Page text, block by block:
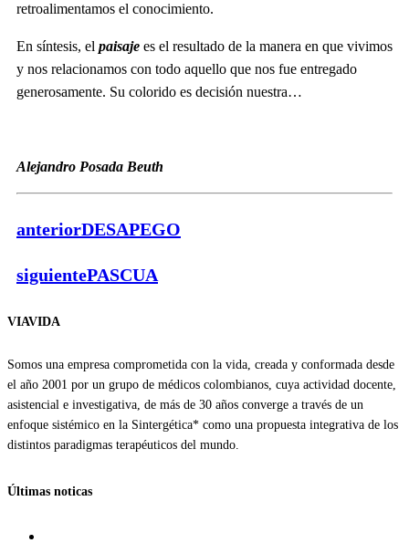
retroalimentamos el conocimiento.
En síntesis, el paisaje es el resultado de la manera en que vivimos
y nos relacionamos con todo aquello que nos fue entregado
generosamente. Su colorido es decisión nuestra…
Alejandro Posada Beuth
anteriorDESAPEGO
siguientePASCUA
VIAVIDA
Somos una empresa comprometida con la vida, creada y conformada desde
el año 2001 por un grupo de médicos colombianos, cuya actividad docente,
asistencial e investigativa, de más de 30 años converge a través de un
enfoque sistémico en la Sintergética* como una propuesta integrativa de los
distintos paradigmas terapéuticos del mundo.
Últimas noticas